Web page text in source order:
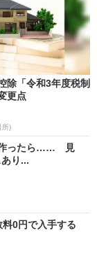
除「令和3年度税制
更点
所)
作ったら…… 見
り...
0円で入手する